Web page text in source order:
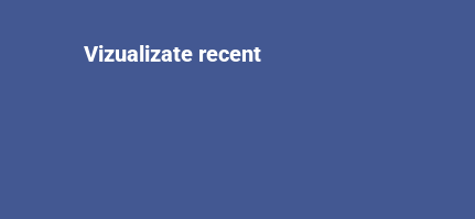
Vizualizate recent